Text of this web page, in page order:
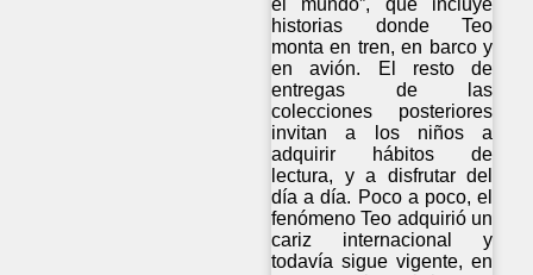
historias donde Teo
monta en tren, en barco y
en avión. El resto de
entregas de las
colecciones posteriores
invitan a los niños a
adquirir hábitos de
lectura, y a disfrutar del
día a día. Poco a poco, el
fenómeno Teo adquirió un
cariz internacional y
todavía sigue vigente, en